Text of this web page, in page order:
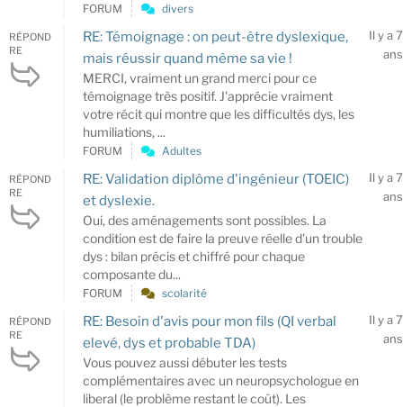
FORUM divers
RÉPOND
RE
RE: Témoignage : on peut-être dyslexique,
mais réussir quand même sa vie !
MERCI, vraiment un grand merci pour ce
témoignage très positif. J'apprécie vraiment
votre récit qui montre que les difficultés dys, les
humiliations, ...
Il y a 7
ans
FORUM Adultes
RÉPOND
RE
RE: Validation diplôme d'ingénieur (TOEIC)
et dyslexie.
Oui, des aménagements sont possibles. La
condition est de faire la preuve réelle d'un trouble
dys : bilan précis et chiffré pour chaque
composante du...
Il y a 7
ans
FORUM scolarité
RÉPOND
RE
RE: Besoin d'avis pour mon fils (QI verbal
elevé, dys et probable TDA)
Vous pouvez aussi débuter les tests
complémentaires avec un neuropsychologue en
liberal (le problème restant le coût). Les
Il y a 7
ans